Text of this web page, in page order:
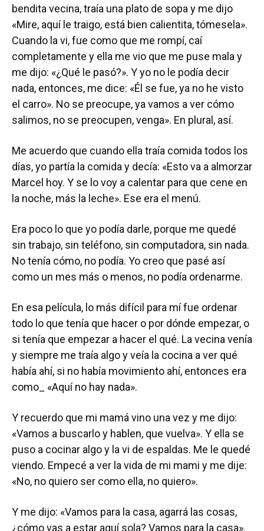
bendita vecina, traía una plato de sopa y me dijo
«Mire, aquí le traigo, está bien calientita, tómesela».
Cuando la vi, fue como que me rompí, caí
completamente y ella me vio que me puse mala y
me dijo: «¿Qué le pasó?». Y yo no le podía decir
nada, entonces, me dice: «Él se fue, ya no he visto
el carro». No se preocupe, ya vamos a ver cómo
salimos, no se preocupen, venga». En plural, así.
Me acuerdo que cuando ella traía comida todos los
días, yo partía la comida y decía: «Esto va a almorzar
Marcel hoy. Y se lo voy a calentar para que cene en
la noche, más la leche». Ese era el menú.
Era poco lo que yo podía darle, porque me quedé
sin trabajo, sin teléfono, sin computadora, sin nada.
No tenía cómo, no podía. Yo creo que pasé así
como un mes más o menos, no podía ordenarme.
En esa película, lo más difícil para mí fue ordenar
todo lo que tenía que hacer o por dónde empezar, o
si tenía que empezar a hacer el qué. La vecina venía
y siempre me traía algo y veía la cocina a ver qué
había ahí, si no había movimiento ahí, entonces era
como_ «Aquí no hay nada».
Y recuerdo que mi mamá vino una vez y me dijo:
«Vamos a buscarlo y hablen, que vuelva». Y ella se
puso a cocinar algo y la vi de espaldas. Me le quedé
viendo. Empecé a ver la vida de mi mami y me dije:
«No, no quiero ser como ella, no quiero».
Y me dijo: «Vamos para la casa, agarrá las cosas,
¿cómo vas a estar aquí sola? Vamos para la casa».